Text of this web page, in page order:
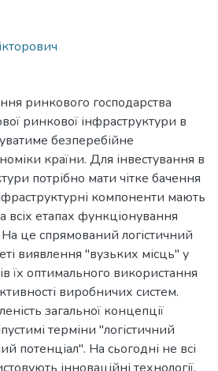
ринкового господарства
ринкової інфраструктури в
безперебійне
країни. Для інвестування в
потрібно мати чітке бачення
компоненти мають
всіх етапах функціонування
це спрямований логістичний
виявлення "вузьких місць" у
їх оптимального використання
виробничих систем.
загальної концепції
терміни "логістичний
потенціал". На сьогодні не всі